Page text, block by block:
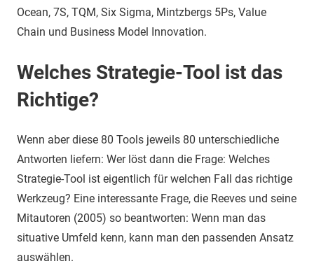
Ocean, 7S, TQM, Six Sigma, Mintzbergs 5Ps, Value
Chain und Business Model Innovation.
Welches Strategie-Tool ist das
Richtige?
Wenn aber diese 80 Tools jeweils 80 unterschiedliche
Antworten liefern: Wer löst dann die Frage: Welches
Strategie-Tool ist eigentlich für welchen Fall das richtige
Werkzeug? Eine interessante Frage, die Reeves und seine
Mitautoren (2005) so beantworten: Wenn man das
situative Umfeld kenn, kann man den passenden Ansatz
auswählen.